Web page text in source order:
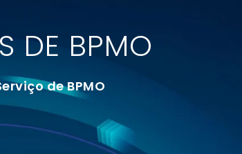
DE BPMO
de BPMO